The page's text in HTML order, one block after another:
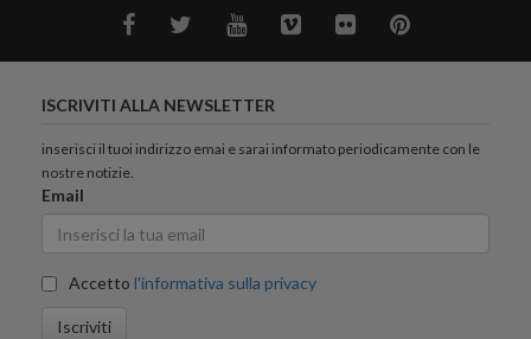
ISCRIVITI ALLA NEWSLETTER
inserisci il tuoi indirizzo emai e sarai informato periodicamente con le
nostre notizie.
Email
Accetto l'informativa sulla privacy
Iscriviti